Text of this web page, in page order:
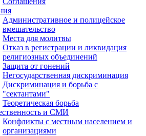
Административное и полицейское
вмешательство
Места для молитвы
Отказ в регистрации и ликвидация
религиозных объединений
Защита от гонений
Негосударственная дискриминация
Дискриминация и борьба с
"сектантами"
Теоретическая борьба
и СМИ
Конфликты с местным населением и
организациями